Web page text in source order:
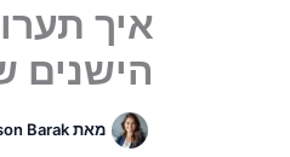
איך
הישנים
מאתBarak